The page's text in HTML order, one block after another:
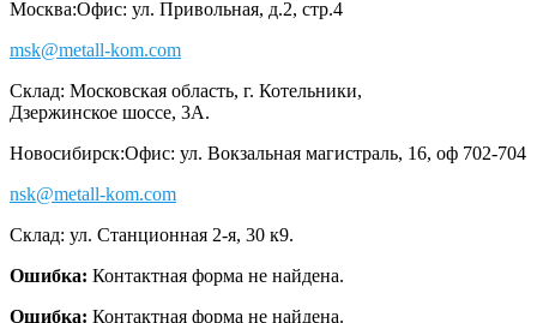
Москва:Офис: ул. Привольная, д.2, стр.4
msk@metall-kom.com
Склад: Московская область, г. Котельники,
Дзержинское шоссе, 3А.
Новосибирск:Офис: ул. Вокзальная магистраль, 16, оф 702-704
nsk@metall-kom.com
Склад: ул. Станционная 2-я, 30 к9.
Ошибка: Контактная форма не найдена.
Ошибка: Контактная форма не найдена.